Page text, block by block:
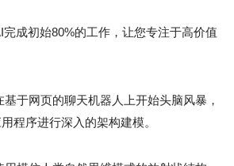
完成初始80%的工作，让您专注于高价值
基于网页的聊天机器人上开始头脑风暴，
程序进行深入的架构建模。